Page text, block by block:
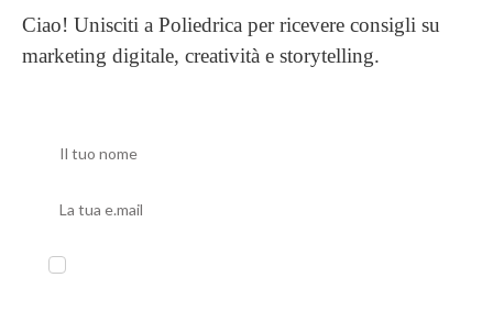
Ciao! Unisciti a Poliedrica per ricevere consigli su
marketing digitale, creatività e storytelling.